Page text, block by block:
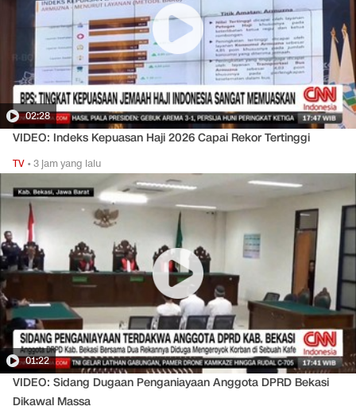
02:28
VIDEO: Indeks Kepuasan Haji 2026 Capai Rekor Tertinggi
TV •3 jam yang lalu
01:22
VIDEO: Sidang Dugaan Penganiayaan Anggota DPRD Bekasi
Dikawal Massa